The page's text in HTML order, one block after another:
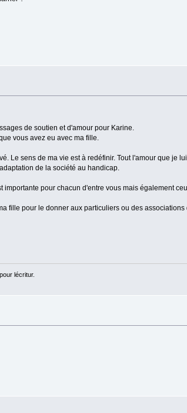
de soutien et d'amour pour Karine.
vous avez eu avec ma fille.
Le sens de ma vie est à redéfinir. Tout l'amour que je
de la société au handicap.
pour chacun d'entre vous mais également
fille pour le donner aux particuliers ou des
lécritur.